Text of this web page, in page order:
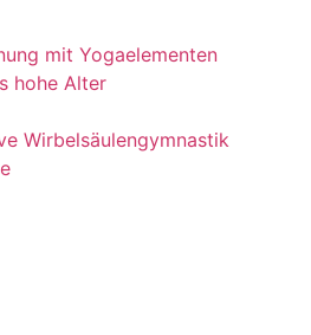
mit Yogaelementen
hohe Alter
Wirbelsäulengymnastik